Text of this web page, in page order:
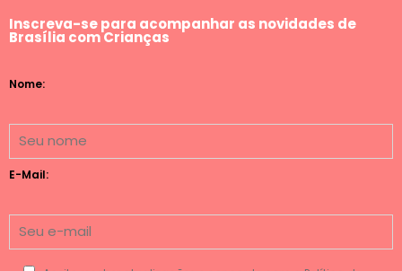
Inscreva-se para acompanhar as novidades de
Brasília com Crianças
Nome:
E-Mail: